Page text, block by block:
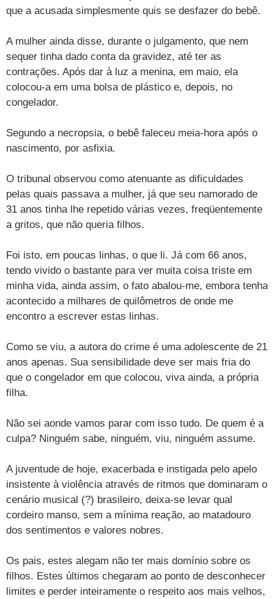
que a acusada simplesmente quis se desfazer do bebê.
A mulher ainda disse, durante o julgamento, que nem
sequer tinha dado conta da gravidez, até ter as
contrações. Após dar à luz a menina, em maio, ela
colocou-a em uma bolsa de plástico e, depois, no
congelador.
Segundo a necropsia, o bebê faleceu meia-hora após o
nascimento, por asfixia.
O tribunal observou como atenuante as dificuldades
pelas quais passava a mulher, já que seu namorado de
31 anos tinha lhe repetido várias vezes, freqüentemente
a gritos, que não queria filhos.
Foi isto, em poucas linhas, o que li. Já com 66 anos,
tendo vivido o bastante para ver muita coisa triste em
minha vida, ainda assim, o fato abalou-me, embora tenha
acontecido a milhares de quilômetros de onde me
encontro a escrever estas linhas.
Como se viu, a autora do crime é uma adolescente de 21
anos apenas. Sua sensibilidade deve ser mais fria do
que o congelador em que colocou, viva ainda, a própria
filha.
Não sei aonde vamos parar com isso tudo. De quem é a
culpa? Ninguém sabe, ninguém, viu, ninguém assume.
A juventude de hoje, exacerbada e instigada pelo apelo
insistente à violência através de ritmos que dominaram o
cenário musical (?) brasileiro, deixa-se levar qual
cordeiro manso, sem a mínima reação, ao matadouro
dos sentimentos e valores nobres.
Os pais, estes alegam não ter mais domínio sobre os
filhos. Estes últimos chegaram ao ponto de desconhecer
limites e perder inteiramente o respeito aos mais velhos,